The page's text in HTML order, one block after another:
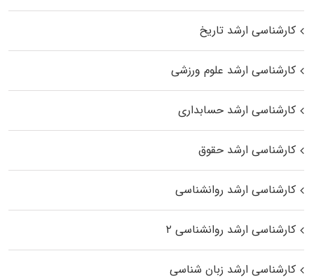
کارشناسی ارشد تاریخ
کارشناسی ارشد علوم ورزشی
کارشناسی ارشد حسابداری
کارشناسی ارشد حقوق
کارشناسی ارشد روانشناسی
کارشناسی ارشد روانشناسی ۲
کارشناسی ارشد زبان شناسی